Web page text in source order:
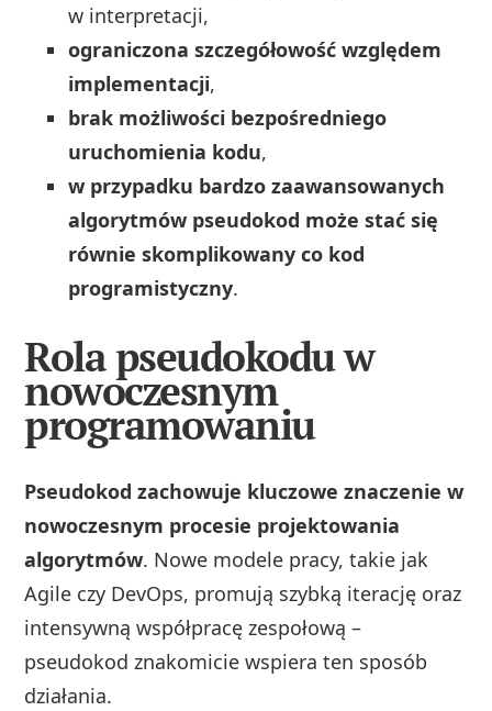
w interpretacji,
ograniczona szczegółowość względem
implementacji,
brak możliwości bezpośredniego
uruchomienia kodu,
w przypadku bardzo zaawansowanych
algorytmów pseudokod może stać się
równie skomplikowany co kod
programistyczny.
Rola pseudokodu w
nowoczesnym
programowaniu
Pseudokod zachowuje kluczowe znaczenie w
nowoczesnym procesie projektowania
algorytmów. Nowe modele pracy, takie jak
Agile czy DevOps, promują szybką iterację oraz
intensywną współpracę zespołową –
pseudokod znakomicie wspiera ten sposób
działania.